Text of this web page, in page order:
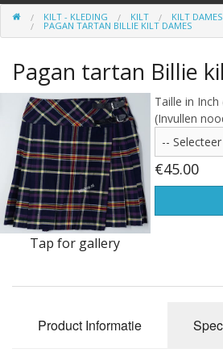
Accessoires
Eten en Drinken
Kilt - Kleding
Highland Titles
Verhuur
AFGEPRIJST - UITVERKOOP
KILT - KLEDING KILT KILT DAMES
PAGAN TARTAN BILLIE KILT DAMES
Pagan tartan Billie
Tap for gallery
Taille in Inch
(Invullen
€45.00
Product Informatie